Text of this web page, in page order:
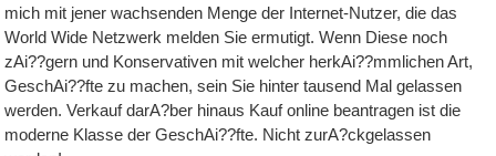
mich mit jener wachsenden Menge der Internet-Nutzer, die das
World Wide Netzwerk melden Sie ermutigt. Wenn Diese noch
zAi??gern und Konservativen mit welcher herkAi??mmlichen Art,
GeschAi??fte zu machen, sein Sie hinter tausend Mal gelassen
werden. Verkauf darA?ber hinaus Kauf online beantragen ist die
moderne Klasse der GeschAi??fte. Nicht zurA?ckgelassen